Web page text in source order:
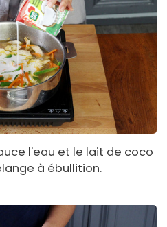
l'eau et le lait de coco
à ébullition.